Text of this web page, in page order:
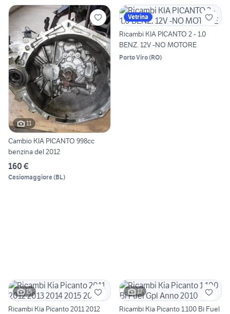
11
Cambio KIA PICANTO 998cc
benzina del 2012
160 €
Cesiomaggiore(BL)
Vetrina
Ricambi KIA PICANTO 2 - 1.0
BENZ. 12V -NO MOTORE
Porto Viro(RO)
15
Ricambi Kia Picanto 2011 2012
17
Ricambi Kia Picanto 1.100 Bi Fuel